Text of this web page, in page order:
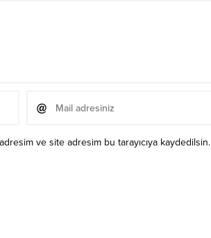
ve site adresim bu tarayıcıya kaydedilsin.